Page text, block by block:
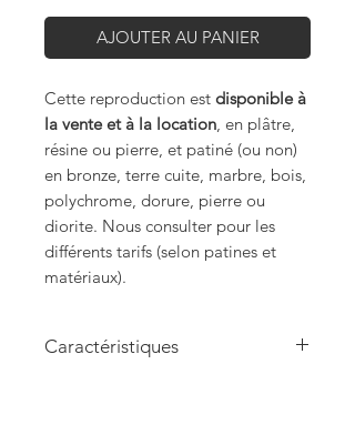
AJOUTER AU PANIER
Cette reproduction est disponible à
la vente et à la location, en plâtre,
résine ou pierre, et patiné (ou non)
en bronze, terre cuite, marbre, bois,
polychrome, dorure, pierre ou
diorite. Nous consulter pour les
différents tarifs (selon patines et
matériaux).
Caractéristiques